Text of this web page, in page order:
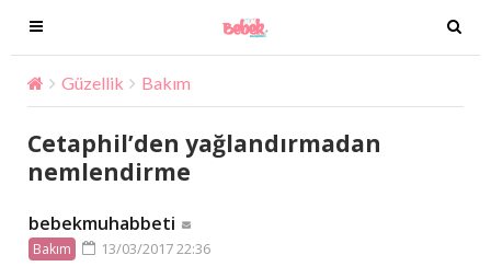
T
o
g
g
l
e
n
v
i
T
o
g
Güzellik Bakım
Cetaphil’den yağlandırmadan
nemlendirme
bebekmuhabbeti
Bakım 13/03/2017 22:36